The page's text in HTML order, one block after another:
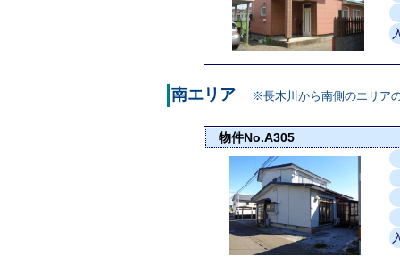
南エリア ※長木川から南側のエリア
物件No.A305